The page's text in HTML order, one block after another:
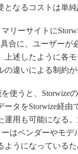
なるコストは単純
リーサイトに
合に、ユーザーが
述したように各
違いによる制約が
使うと、Storwize
タをStorwize経由
用も可能になる
はベンダーやモデ
ようになっている